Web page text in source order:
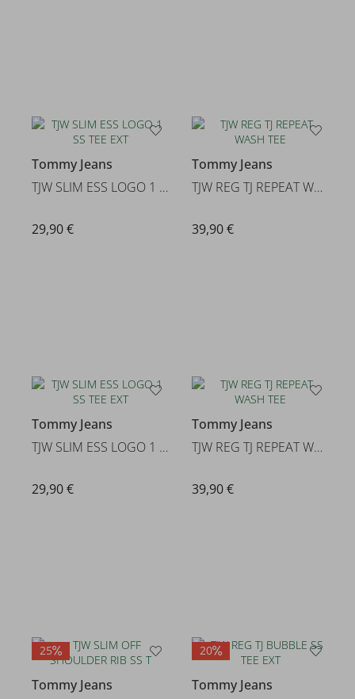
Tommy Jeans
TJW SLIM ESS LOGO 1 SS TEE EXT
29,90 €
Tommy Jeans
TJW REG TJ REPEAT WASH TEE
39,90 €
Tommy Jeans
TJW SLIM ESS LOGO 1 SS TEE EXT
29,90 €
Tommy Jeans
TJW REG TJ REPEAT WASH TEE
39,90 €
25
Tommy Jeans
20
Tommy Jeans